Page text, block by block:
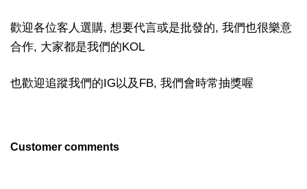
歡迎各位客人選購, 想要代言或是批發的, 我們也很樂意
合作, 大家都是我們的KOL
也歡迎追蹤我們的IG以及FB, 我們會時常抽獎喔
Customer comments